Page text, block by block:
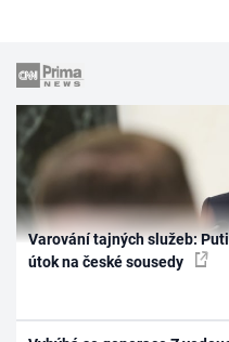
Varování tajných služeb:
útok na české sousedy